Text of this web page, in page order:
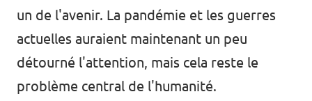
un de l'avenir. La pandémie et les guerres
actuelles auraient maintenant un peu
détourné l'attention, mais cela reste le
problème central de l'humanité.